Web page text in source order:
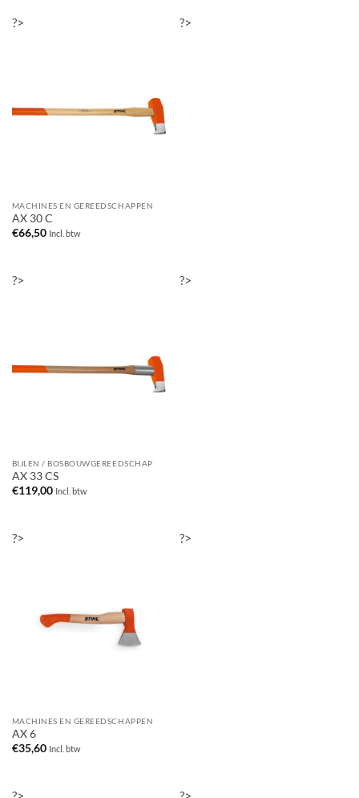
?>
MACHINES EN GEREEDSCHAPPEN
AX 30 C
€66,50 Incl. btw
?>
?>
BIJLEN / BOSBOUWGEREEDSCHAP
AX 33 CS
€119,00 Incl. btw
?>
?>
MACHINES EN GEREEDSCHAPPEN
AX 6
€35,60 Incl. btw
?>